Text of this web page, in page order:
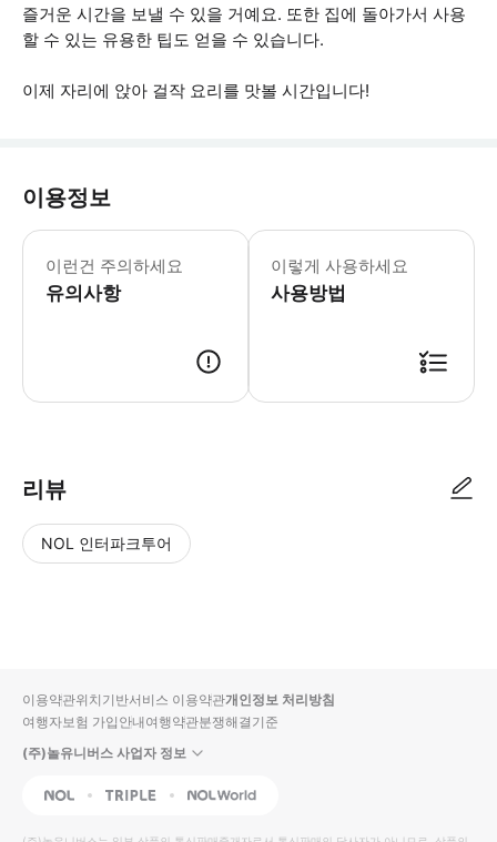
즐거운 시간을 보낼 수 있을 거예요. 또한 집에 돌아가서 사용
할 수 있는 유용한 팁도 얻을 수 있습니다.
이제 자리에 앉아 걸작 요리를 맛볼 시간입니다!
이용정보
이런건 주의하세요
유의사항
- 투어는 최소 2명의 승객과 함께 출
이렇게 사용하세요
사용방법
리뷰
NOL 인터파크투어
입니
다.
높
동
순
상
이용약관위치기반서비스 이용약관개인정보 처리방침
여행자보험 가입안내여행약관분쟁해결기준
(주)놀유니버스 사업자 정보
NOL Triple Interpark Global